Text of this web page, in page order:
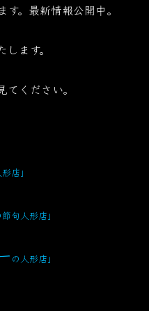
。最新情報公開中。
ます。
ください。
店 」
節句人形店」
の人形店」